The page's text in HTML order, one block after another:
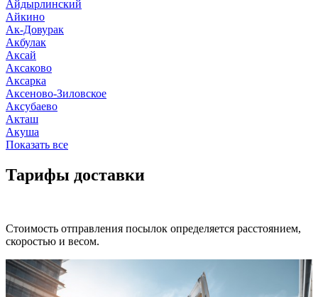
Айдырлинский
Айкино
Ак-Довурак
Акбулак
Аксай
Аксаково
Аксарка
Аксеново-Зиловское
Аксубаево
Акташ
Акуша
Показать все
Тарифы доставки
Стоимость отправления посылок определяется расстоянием,
скоростью и весом.